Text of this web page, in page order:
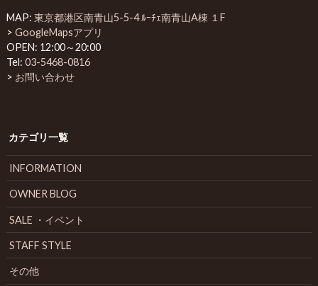
MAP: 東京都港区南青山5-5-4 ﾙｰﾁｪ南青山A棟 １F
> GoogleMapsアプリ
OPEN: 12:00～20:00
Tel: 03-5468-0816
> お問い合わせ
カテゴリ一覧
INFORMATION
OWNER BLOG
SALE ・イベント
STAFF STYLE
その他